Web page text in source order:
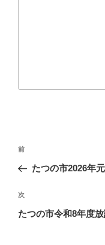
投
ナ
ビ
ゲ
前
の
稿
前
たつの市2026年
次
の
次
たつの市令和8年度